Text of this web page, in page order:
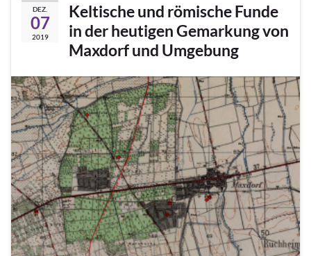
DEZ.
07
2019
Keltische und römische Funde
in der heutigen Gemarkung von
Maxdorf und Umgebung